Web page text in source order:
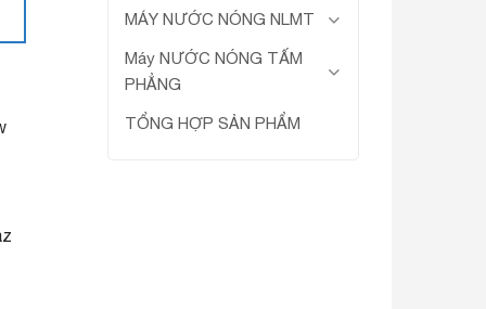
MÁY NƯỚC NÓNG NLMT
Máy NƯỚC NÓNG TẤM
PHẲNG
TỔNG HỢP SẢN PHẨM